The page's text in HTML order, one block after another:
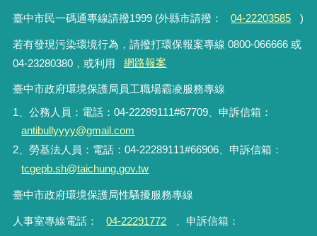
情形表
2024-07-12
34
113年6月政策及業務宣導執行情形表
2024-07-12
35
113年5月政策及業務宣導執行情形表
2024-06-12
36
113年4月政策及業務宣導執行情形表
2024-05-15